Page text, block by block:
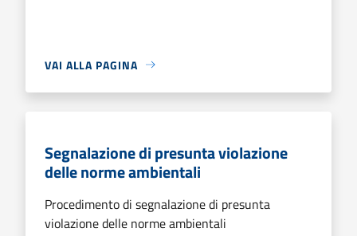
VAI ALLA PAGINA
Segnalazione di presunta violazione
delle norme ambientali
Procedimento di segnalazione di presunta
violazione delle norme ambientali